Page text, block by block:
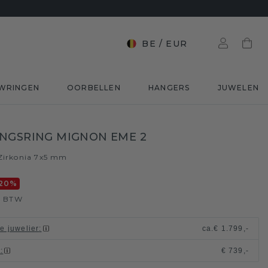
BE / EUR
OORBELLEN HANGERS JUWELEN
MIGNON EME 2
7x5 mm
%
BTW
juwelier: ca.€ 1.799,-
: € 739,-